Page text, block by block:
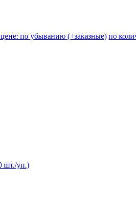
по убыванию (+заказные) по
шт./уп.)